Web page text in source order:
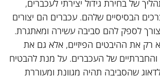
של בחירת גידול יצירתי לעכברים,
הבסיסיים שלהם. עכברים הם יצורים
צורך לספק להם סביבה עשירה ומאתגרת.
לא רק את ההיבטים הפיזיים, אלא גם את
והחברתיים של העכברים. על מנת להבטיח
שהסביבה תהיה מגוונת ומעוררת